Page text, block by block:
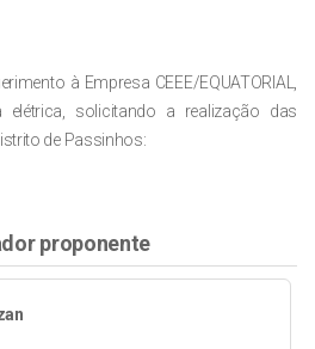
à Empresa CEEE/EQUATORIAL,
elétrica, solicitando a realização das
de Passinhos:
proponente